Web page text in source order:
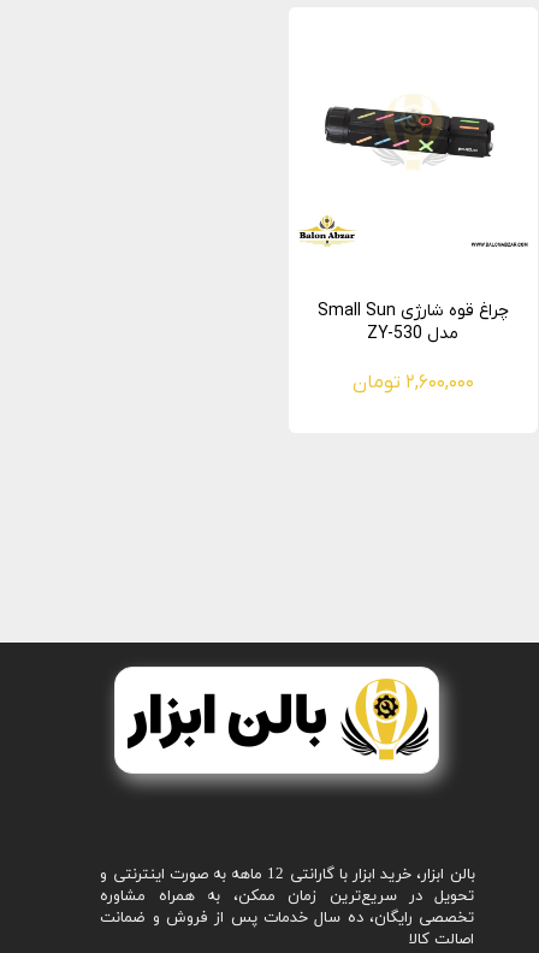
چراغ قوه شارژی Small Sun
مدل ZY-530
۲,۶۰۰,۰۰۰ تومان
بالن ابزار، خرید ابزار با گارانتی 12 ماهه به صورت اینترنتی و
تحویل در سریع‌ترین زمان ممکن، به همراه مشاوره
تخصصی رایگان، ده سال خدمات پس از فروش و ضمانت
اصالت کالا